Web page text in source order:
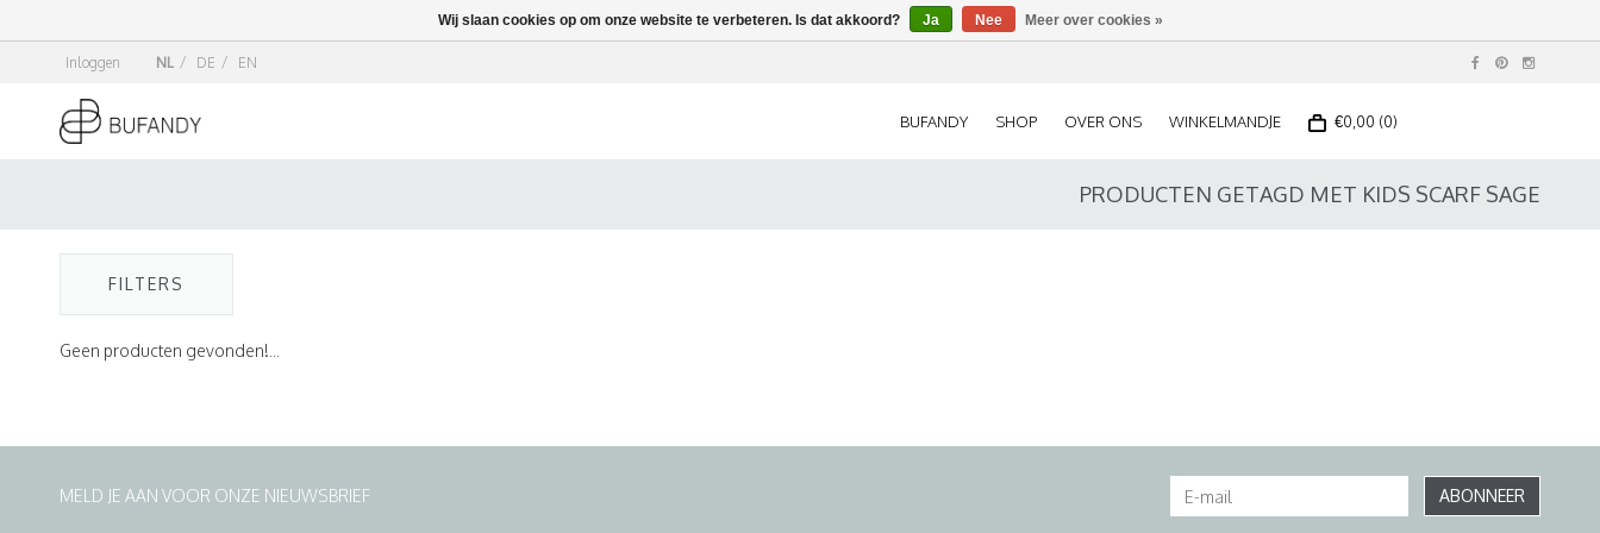
Inloggen NL / DE / EN
BUFANDY SHOP OVER ONS WINKELMANDJE €0,00 (0)
PRODUCTEN GETAGD MET KIDS SCARF SAGE
FILTERS
Geen producten gevonden!...
MELD JE AAN VOOR ONZE NIEUWSBRIEF ABONNEER
Wij slaan cookies op om onze website te verbeteren. Is dat akkoord? Ja Nee Meer over cookies »